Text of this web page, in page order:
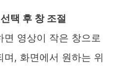
택 후 창 조절
면 영상이 작은 창으로
며, 화면에서 원하는 위